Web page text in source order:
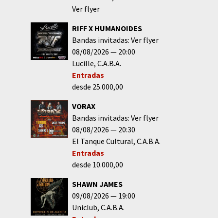
Ver flyer
RIFF X HUMANOIDES
Bandas invitadas: Ver flyer
08/08/2026
20:00
Lucille C.A.B.A.
Entradas
desde 25.000,00
VORAX
Bandas invitadas: Ver flyer
08/08/2026
20:30
El Tanque Cultural C.A.B.A.
Entradas
desde 10.000,00
SHAWN JAMES
09/08/2026
19:00
Uniclub C.A.B.A.